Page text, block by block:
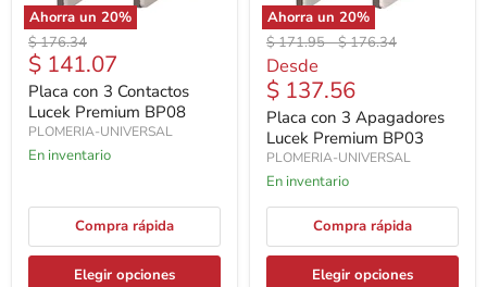
Ahorra un 20%
Precio
original
$ 176.34
Precio
actual
$ 141.07
Placa con 3 Contactos
Lucek Premium BP08
PLOMERIA-UNIVERSAL
En inventario
Compra rápida
Elegir opciones
Ahorra un 20%
Precio
original
$ 171.95-Precio
$ 176.34
Desde
$ 137.56
Placa con 3 Apagadores
Lucek Premium BP03
PLOMERIA-UNIVERSAL
En inventario
Compra rápida
Elegir opciones